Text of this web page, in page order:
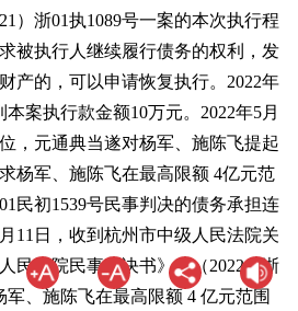
）浙01执1089号一案的本次执行程
被执行人继续履行债务的权利，发
产的，可以申请恢复执行。2022年
案执行款金额10万元。2022年5月
，元通典当遂对杨军、施陈飞提起
杨军、施陈飞在最高限额 4亿元范
民初1539号民事判决的债务承担连
11日，收到杭州市中级人民法院关
民法院民事判决书》〔（2022）浙
军、施陈飞在最高限额 4 亿元范围